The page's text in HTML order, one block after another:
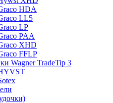
HDA
LL5
LP
PAA
XHD
FFLP
Wagner TradeTip 3